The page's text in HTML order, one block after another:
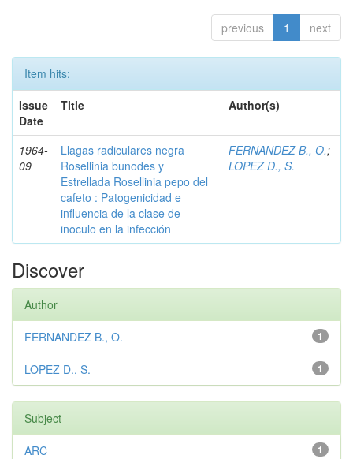
previous 1 next
Item hits:
Issue
Date
Title Author(s)
1964-
09
Llagas radiculares negra
Rosellinia bunodes y
Estrellada Rosellinia pepo del
cafeto : Patogenicidad e
influencia de la clase de
inoculo en la infección
FERNANDEZ B., O.;
LOPEZ D., S.
Discover
Author
1
FERNANDEZ B., O.
1
LOPEZ D., S.
Subject
1
ARC